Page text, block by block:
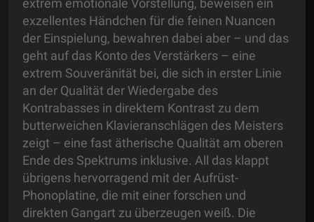
extrem emotionale Vorstellung, beweisen ein
exzellentes Händchen für die feinen Nuancen
der Einspielung, bewahren dabei aber – und das
geht auf das Konto des Verstärkers – eine
extrem Souveränität bei, die sich in erster Linie
an der Qualität der Wiedergabe des
Kontrabasses in direktem Kontrast zu dem
butterweichen Klavieranschlägen des Meisters
zeigt – eine fast ätherische Qualität am oberen
Ende des Spektrums inklusive. All das klappt
übrigens hervorragend mit der Aufrüst-
Phonoplatine, die mit einer forschen und
direkten Gangart zu überzeugen weiß. Die